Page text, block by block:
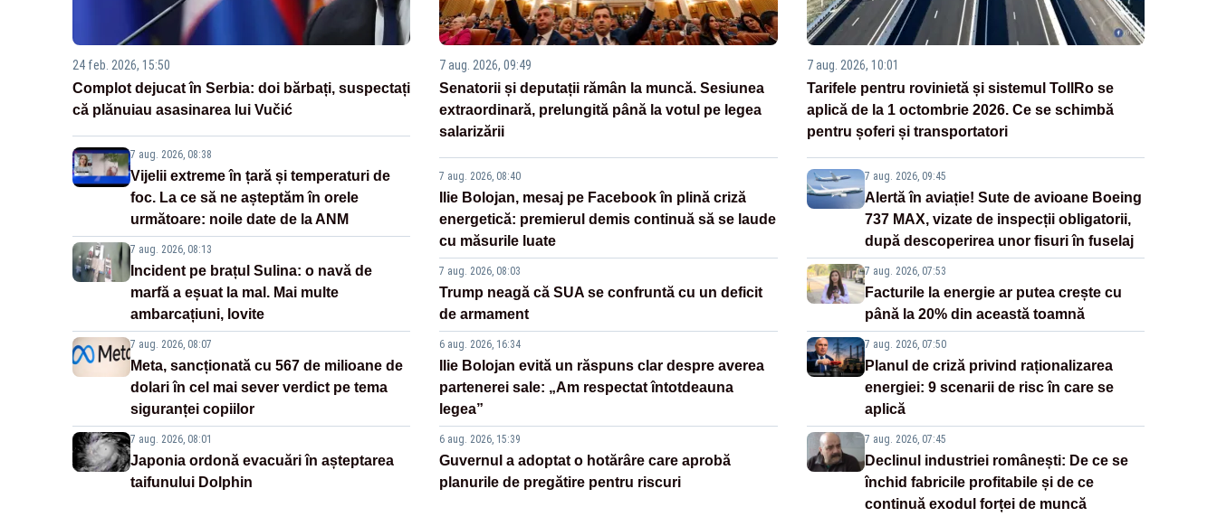
24 feb. 2026, 15:50
Complot dejucat în Serbia: doi bărbați, suspectați
că plănuiau asasinarea lui Vučić
7 aug. 2026, 08:38
Vijelii extreme în țară și temperaturi de
foc. La ce să ne așteptăm în orele
următoare: noile date de la ANM
7 aug. 2026, 08:13
Incident pe brațul Sulina: o navă de
marfă a eșuat la mal. Mai multe
ambarcațiuni, lovite
7 aug. 2026, 08:07
Meta, sancționată cu 567 de milioane de
dolari în cel mai sever verdict pe tema
siguranței copiilor
7 aug. 2026, 08:01
Japonia ordonă evacuări în așteptarea
taifunului Dolphin
7 aug. 2026, 09:49
Senatorii și deputații rămân la muncă. Sesiunea
extraordinară, prelungită până la votul pe legea
salarizării
7 aug. 2026, 08:40
Ilie Bolojan, mesaj pe Facebook în plină criză
energetică: premierul demis continuă să se laude
cu măsurile luate
7 aug. 2026, 08:03
Trump neagă că SUA se confruntă cu un deficit
de armament
6 aug. 2026, 16:34
Ilie Bolojan evită un răspuns clar despre averea
partenerei sale: „Am respectat întotdeauna
legea”
6 aug. 2026, 15:39
Guvernul a adoptat o hotărâre care aprobă
planurile de pregătire pentru riscuri
7 aug. 2026, 10:01
Tarifele pentru rovinietă și sistemul TollRo se
aplică de la 1 octombrie 2026. Ce se schimbă
pentru șoferi și transportatori
7 aug. 2026, 09:45
Alertă în aviație! Sute de avioane Boeing
737 MAX, vizate de inspecții obligatorii,
după descoperirea unor fisuri în fuselaj
7 aug. 2026, 07:53
Facturile la energie ar putea crește cu
până la 20% din această toamnă
7 aug. 2026, 07:50
Planul de criză privind raționalizarea
energiei: 9 scenarii de risc în care se
aplică
7 aug. 2026, 07:45
Declinul industriei românești: De ce se
închid fabricile profitabile și de ce
continuă exodul forței de muncă